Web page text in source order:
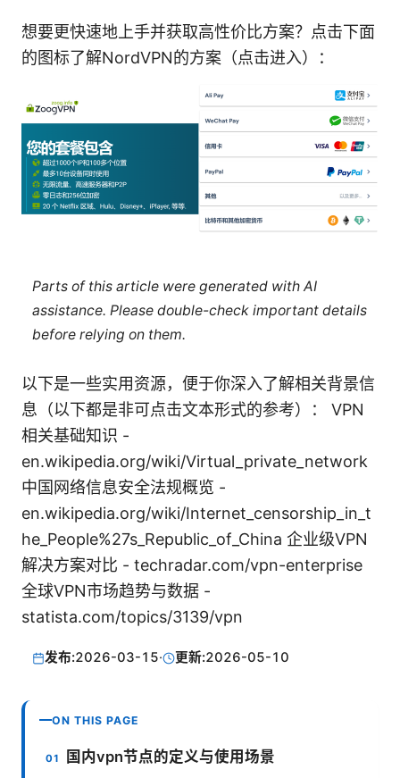
想要更快速地上手并获取高性价比方案？点击下面
的图标了解NordVPN的方案（点击进入）：
Parts of this article were generated with AI
assistance. Please double-check important details
before relying on them.
以下是一些实用资源，便于你深入了解相关背景信
息（以下都是非可点击文本形式的参考）： VPN
相关基础知识 -
en.wikipedia.org/wiki/Virtual_private_network
中国网络信息安全法规概览 -
en.wikipedia.org/wiki/Internet_censorship_in_t
he_People%27s_Republic_of_China 企业级VPN
解决方案对比 - techradar.com/vpn-enterprise
全球VPN市场趋势与数据 -
statista.com/topics/3139/vpn
发布:2026-03-15· 更新:2026-05-10
ON THIS PAGE
国内vpn节点的定义与使用场景